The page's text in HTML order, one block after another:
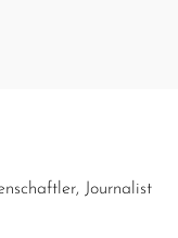
Journalist